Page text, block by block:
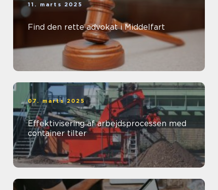
11. marts 2025
Find den rette advokat i Middelfart
07. marts 2025
Effektivisering af arbejdsprocessen med
container tilter